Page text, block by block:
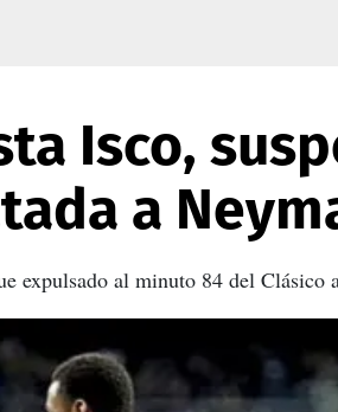
Isco,
a
expulsado al minuto 84 del Clásico